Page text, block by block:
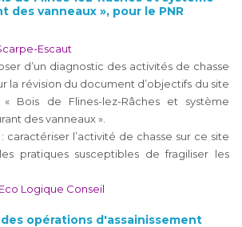
des vanneaux », pour le PNR
Escaut
d’un diagnostic des activités de chasse
la révision du document d’objectifs du site
« Bois de Flines-lez-Râches et système
des vanneaux ».
: caractériser l’activité de chasse sur ce site
pratiques susceptibles de fragiliser les
Eco Logique Conseil
opérations d'assainissement